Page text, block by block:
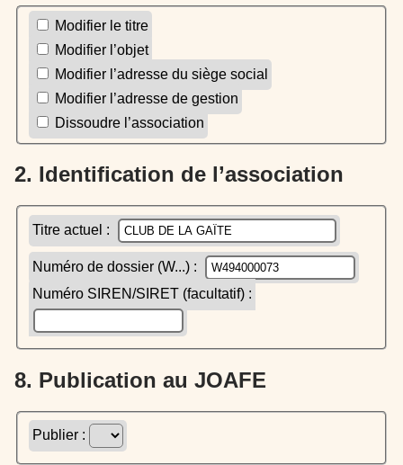
Modifier le titre
Modifier l’objet
Modifier l’adresse du siège social
Modifier l’adresse de gestion
Dissoudre l’association
2. Identification de l’association
Titre actuel :
Numéro de dossier (W...) :
Numéro SIREN/SIRET (facultatif) :
8. Publication au JOAFE
Publier :